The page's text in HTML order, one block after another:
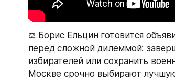
⚖️ Борис Ельцин готовится
перед сложной дилеммой:
избирателей или сохранить
Москве срочно выбирают